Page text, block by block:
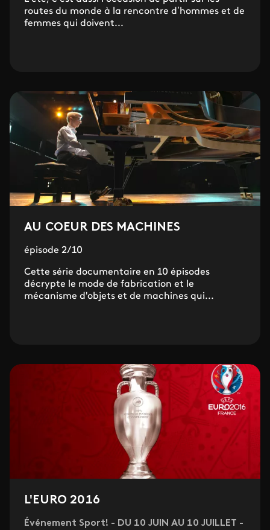
routes du monde à la rencontre d’hommes et de
femmes qui doivent...
AU COEUR DES MACHINES
épisode 2/10
Cette série documentaire en 10 épisodes
décrypte le mode de fabrication et le
mécanisme d'objets et de machines qui...
L'EURO 2016
Événement Sport! - DU 10 JUIN AU 10 JUILLET -